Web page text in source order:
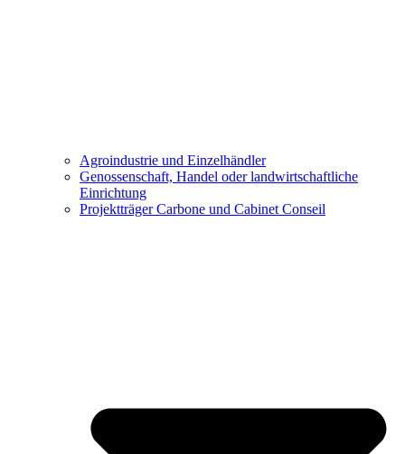
Agroindustrie und Einzelhändler
Genossenschaft, Handel oder landwirtschaftliche
Einrichtung
Projektträger Carbone und Cabinet Conseil